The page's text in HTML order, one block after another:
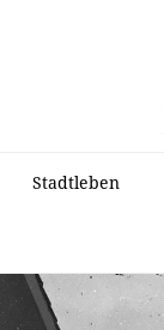
Stadtleben